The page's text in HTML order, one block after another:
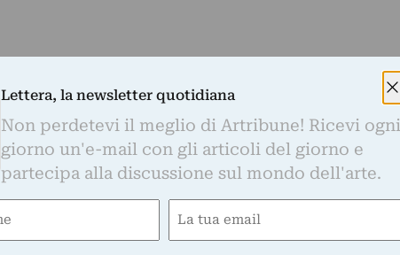
Lettera, la newsletter quotidiana
Non perdetevi il meglio di Artribune! Ricevi ogni
giorno un'e-mail con gli articoli del giorno e
partecipa alla discussione sul mondo dell'arte.
Email